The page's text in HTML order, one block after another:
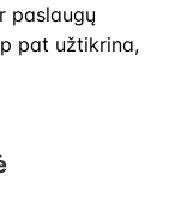
paslaugų
pat užtikrina,